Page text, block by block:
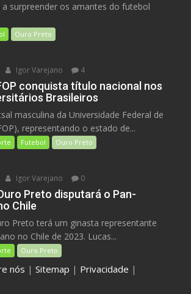
surpreender os amantes do futebol
Ouro Preto
Igor Varejano 4
conquista título nacional nos
Brasileiros
masculina da Universidade Federal de
representando o estado de...
Futebol Ouro Preto
Igor Varejano 0
Preto disputará o Pan-
Chile
Preto terá um ginasta representante
no Chile de 2023. Lucas...
Ouro Preto
nós |Sitemap | Privacidade |